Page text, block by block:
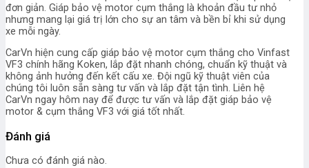
đơn giản. Giáp bảo vệ motor cụm thắng là khoản đầu tư nhỏ
nhưng mang lại giá trị lớn cho sự an tâm và bền bỉ khi sử dụng
xe mỗi ngày.
CarVn hiện cung cấp giáp bảo vệ motor cụm thắng cho Vinfast
VF3 chính hãng Koken, lắp đặt nhanh chóng, chuẩn kỹ thuật và
không ảnh hưởng đến kết cấu xe. Đội ngũ kỹ thuật viên của
chúng tôi luôn sẵn sàng tư vấn và lắp đặt tận tình. Liên hệ
CarVn ngay hôm nay để được tư vấn và lắp đặt giáp bảo vệ
motor & cụm thắng VF3 với giá tốt nhất.
Đánh giá
Chưa có đánh giá nào.